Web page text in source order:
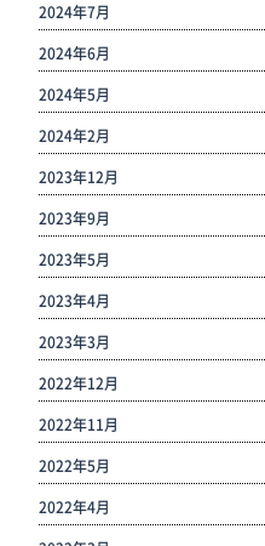
2024年7月
2024年6月
2024年5月
2024年2月
2023年12月
2023年9月
2023年5月
2023年4月
2023年3月
2022年12月
2022年11月
2022年5月
2022年4月